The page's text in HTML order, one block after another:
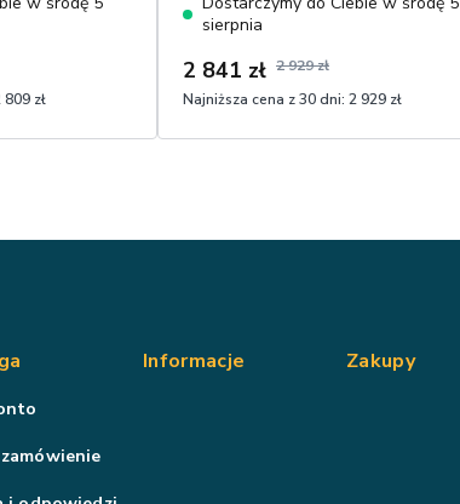
rama
809 zł
tapicerowane wezgłowie, rama
metalowa, welwet hydrofobowy
sierpnia
2 841 zł 2 929 zł
Najniższa cena z 30 dni: 2 929 zł
Informacje Zakupy